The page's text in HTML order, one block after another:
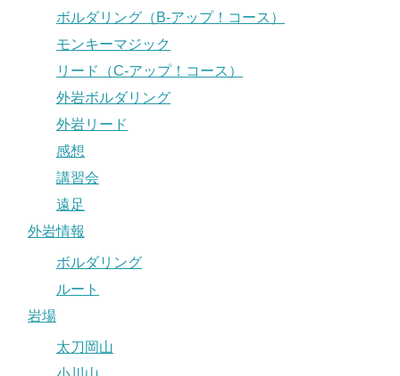
ボルダリング（B-アップ！コース）
モンキーマジック
リード（C-アップ！コース）
外岩ボルダリング
外岩リード
感想
講習会
遠足
外岩情報
ボルダリング
ルート
岩場
太刀岡山